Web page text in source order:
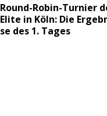
Round-Robin-Tur­nier
Eli­te in Köln: Die
se des 1. Tages